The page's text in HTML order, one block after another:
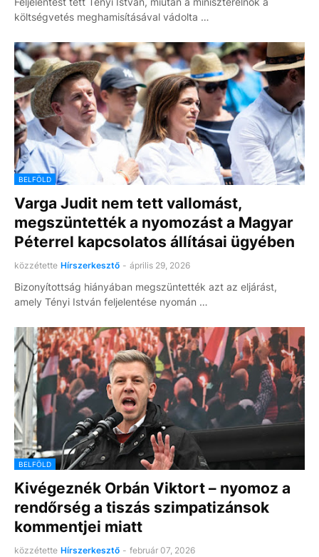
költségvetés meghamisításával vádolta …
BELFÖLD
Varga Judit nem tett vallomást,
megszüntették a nyomozást a Magyar
Péterrel kapcsolatos állításai ügyében
közzétette Hírszerkesztő - április 29, 2026
Bizonyítottság hiányában megszüntették azt az eljárást,
amely Tényi István feljelentése nyomán …
BELFÖLD
Kivégeznék Orbán Viktort – nyomoz a
rendőrség a tiszás szimpatizánsok
kommentjei miatt
közzétette Hírszerkesztő - február 07, 2026